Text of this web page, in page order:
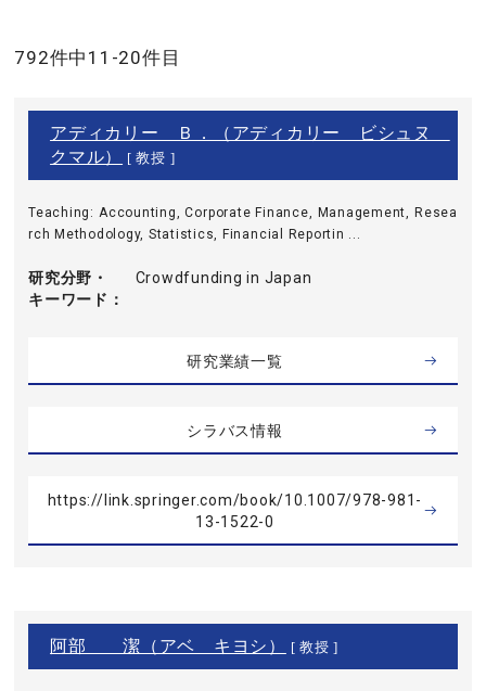
792件中11-20件目
アディカリー Ｂ．（アディカリー ビシュヌ
クマル）
[ 教授 ]
Teaching: Accounting, Corporate Finance, Management, Resea
rch Methodology, Statistics, Financial Reportin ...
研究分野・
キーワード
Crowdfunding in Japan
研究業績一覧
シラバス情報
https://link.springer.com/book/10.1007/978-981-
13-1522-0
阿部 潔（アベ キヨシ） [ 教授 ]